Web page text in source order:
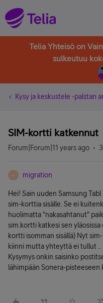
Telia Yhteisö on
sulkeutuu
Kysy ja keskustele -palstan
SIM-kortti katkennut
Forum|Forum|11 years ago
M migration
Hei! Sain uuden Samsung
sim-korttia sisälle. Se ei
huolimatta "nakasahtanut"
sim.kortti katkesi sen
kortti isomman sisällä) Nyt
kiinni mutta yhteyttä ei tullut ..
Kysymys onkin saisinko
lähimpään Sonera-pisteeseen